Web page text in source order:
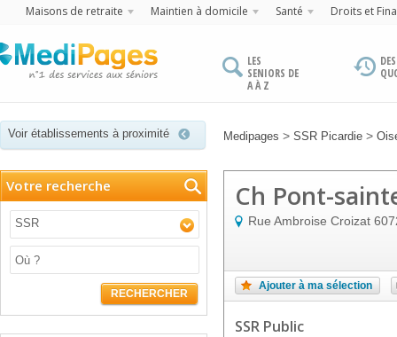
Maisons de retraite Maintien à domicile Santé Droits et
LES
SENIORS DE
A À Z
Voir établissements à proximité Medipages > SSR Picardie >
Votre recherche
SSR
RECHERCHER
Ch Pont-
Rue Ambroise Croizat
Ajouter à ma sélection
SSR Public